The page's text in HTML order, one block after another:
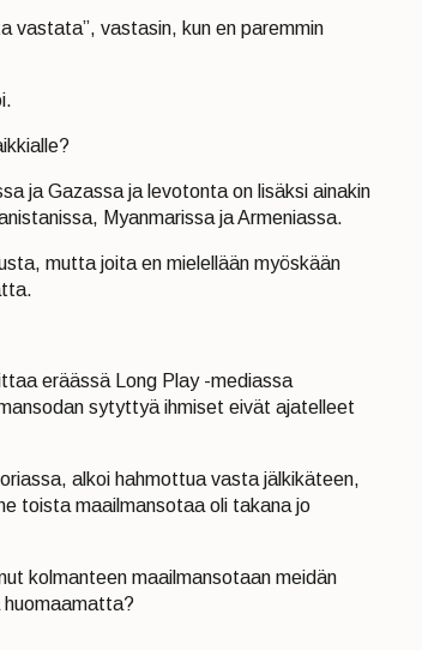
vastata”, vastasin, kun en paremmin
ja Gazassa ja levotonta on lisäksi ainakin
Myanmarissa ja Armeniassa.
mutta joita en mielellään myöskään
eräässä Long Play -mediassa
sytyttyä ihmiset eivät ajatelleet
alkoi hahmottua vasta jälkikäteen,
toista maailmansotaa oli takana jo
kolmanteen maailmansotaan meidän
huomaamatta?